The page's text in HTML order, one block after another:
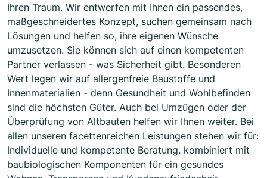
Ihren Traum. Wir entwerfen mit Ihnen ein passendes,
maßgeschneidertes Konzept, suchen gemeinsam nach
Lösungen und helfen so, ihre eigenen Wünsche
umzusetzen. Sie können sich auf einen kompetenten
Partner verlassen - was Sicherheit gibt. Besonderen
Wert legen wir auf allergenfreie Baustoffe und
Innenmaterialien - denn Gesundheit und Wohlbefinden
sind die höchsten Güter. Auch bei Umzügen oder der
Überprüfung von Altbauten helfen wir Ihnen weiter. Bei
allen unseren facettenreichen Leistungen stehen wir für:
Individuelle und kompetente Beratung. kombiniert mit
baubiologischen Komponenten für ein gesundes